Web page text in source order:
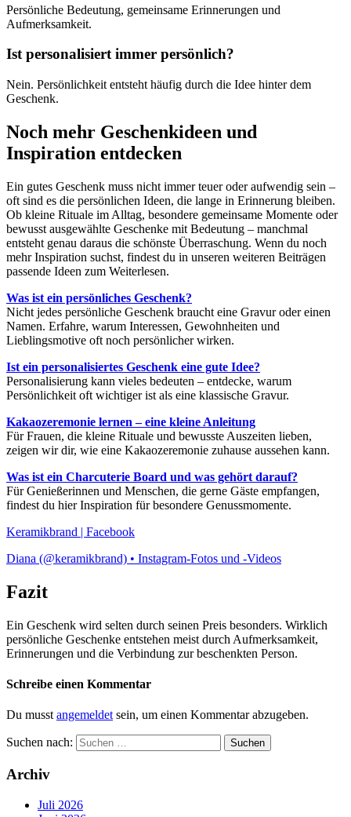
Persönliche Bedeutung, gemeinsame Erinnerungen und
Aufmerksamkeit.
Ist personalisiert immer persönlich?
Nein. Persönlichkeit entsteht häufig durch die Idee hinter dem
Geschenk.
Noch mehr Geschenkideen und
Inspiration entdecken
Ein gutes Geschenk muss nicht immer teuer oder aufwendig sein –
oft sind es die persönlichen Ideen, die lange in Erinnerung bleiben.
Ob kleine Rituale im Alltag, besondere gemeinsame Momente oder
bewusst ausgewählte Geschenke mit Bedeutung – manchmal
entsteht genau daraus die schönste Überraschung. Wenn du noch
mehr Inspiration suchst, findest du in unseren weiteren Beiträgen
passende Ideen zum Weiterlesen.
Was ist ein persönliches Geschenk?
Nicht jedes persönliche Geschenk braucht eine Gravur oder einen
Namen. Erfahre, warum Interessen, Gewohnheiten und
Lieblingsmotive oft noch persönlicher wirken.
Ist ein personalisiertes Geschenk eine gute Idee?
Personalisierung kann vieles bedeuten – entdecke, warum
Persönlichkeit oft wichtiger ist als eine klassische Gravur.
Kakaozeremonie lernen – eine kleine Anleitung
Für Frauen, die kleine Rituale und bewusste Auszeiten lieben,
zeigen wir dir, wie eine Kakaozeremonie zuhause aussehen kann.
Was ist ein Charcuterie Board und was gehört darauf?
Für Genießerinnen und Menschen, die gerne Gäste empfangen,
findest du hier Inspiration für besondere Genussmomente.
Keramikbrand | Facebook
Diana (@keramikbrand) • Instagram-Fotos und -Videos
Fazit
Ein Geschenk wird selten durch seinen Preis besonders. Wirklich
persönliche Geschenke entstehen meist durch Aufmerksamkeit,
Erinnerungen und die Verbindung zur beschenkten Person.
Schreibe einen Kommentar
Du musst angemeldet sein, um einen Kommentar abzugeben.
Suchen nach:
Archiv
Juli 2026